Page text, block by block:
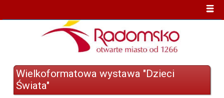
Wielkoformatowa wystawa "Dzieci
Świata"